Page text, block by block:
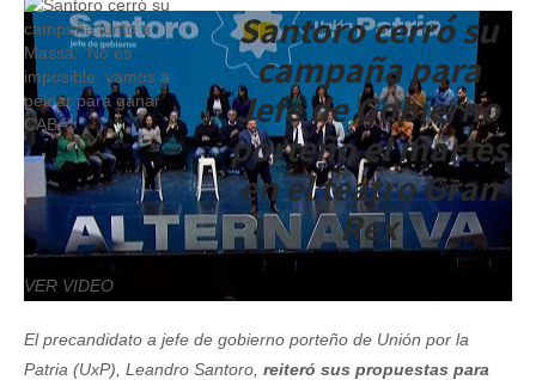
Santoro cerró su
campaña para
Jefe de Gobierno
porteño el martes
en el teatro Gran
Rex
VER VIDEO
El precandidato a jefe de gobierno porteño de Unión por la
Patria (UxP), Leandro Santoro, reiteró sus propuestas para